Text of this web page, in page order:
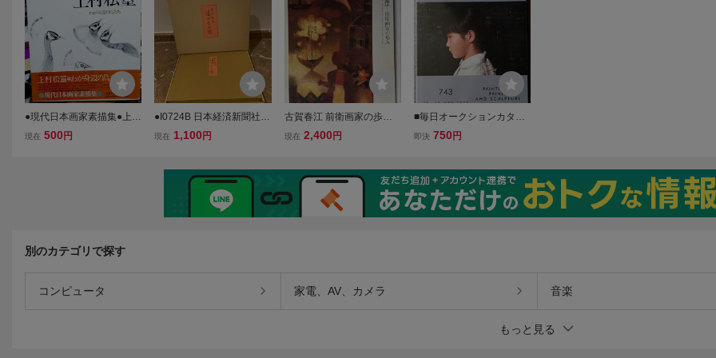
●現代日本画家素描集●上村
松篁・わが身辺の鳥たち/
現在 500円
●I0724B 日本経済新聞社
日本画家 平山郁夫作 新作
品集 箱付き
現在 1,100円
古賀春江 前衛画家の歩み
Harue KOGA The Develop
リヂストン美術館 阿部良
現在 2,400円
■毎日オークションカタロ
グ 第743回 競売目録 棟方
本大貴/中島健太/石黒賢一
郎 他
即決 750円
別のカテゴリで探す
コンピュータ 家電、AV、カメラ 音楽
もっと見る